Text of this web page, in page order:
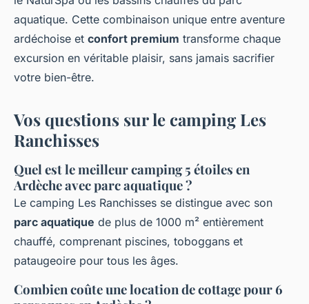
aquatique. Cette combinaison unique entre aventure
ardéchoise et confort premium transforme chaque
excursion en véritable plaisir, sans jamais sacrifier
votre bien-être.
Vos questions sur le camping Les
Ranchisses
Quel est le meilleur camping 5 étoiles en
Ardèche avec parc aquatique ?
Le camping Les Ranchisses se distingue avec son
parc aquatique de plus de 1000 m² entièrement
chauffé, comprenant piscines, toboggans et
pataugeoire pour tous les âges.
Combien coûte une location de cottage pour 6